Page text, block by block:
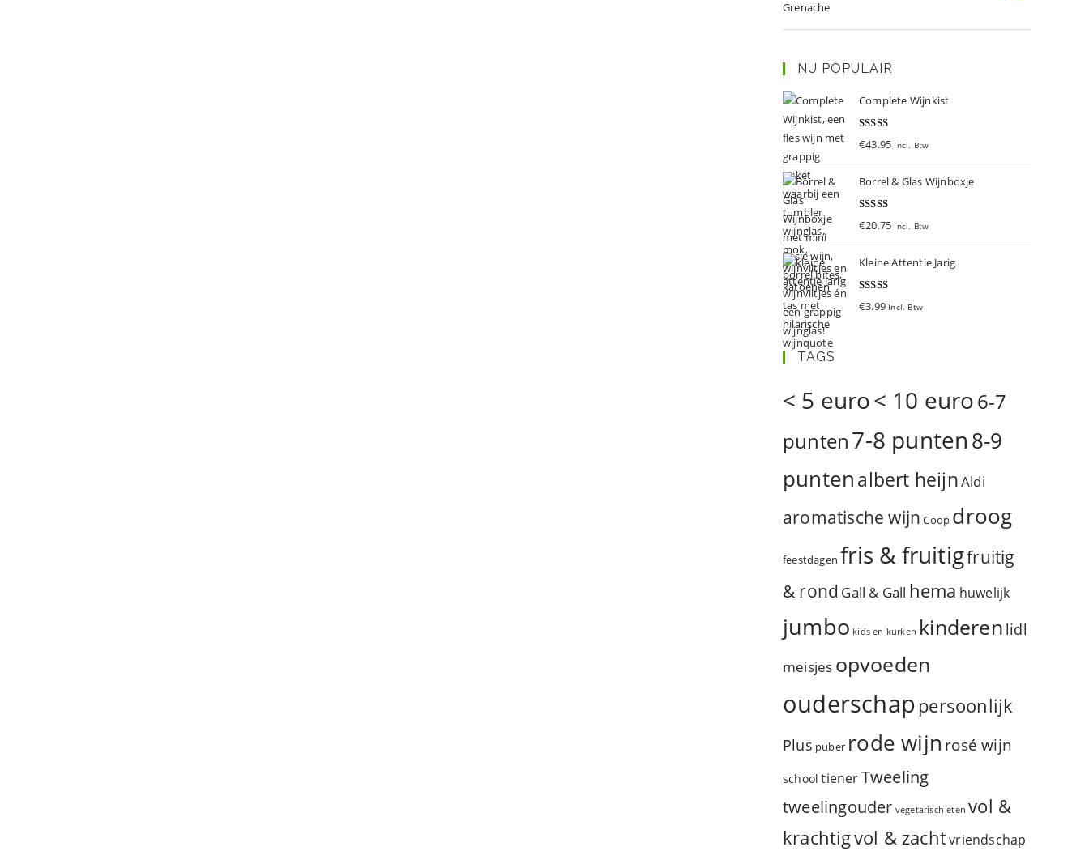
NU POPULAIR
Complete Wijnkist
Gewaardeer
€43.95 Incl. Btw
Borrel & Glas Wijnboxje
Gewaardeer
€20.75 Incl. Btw
Kleine Attentie Jarig
Gewaardeer
€3.99 Incl. Btw
TAGS
< 5 euro< 10 euro6-7
punten7-8 punten8-9
puntenalbert heijnAldi
aromatische wijn Coop droog
feestdagen fris & fruitigfruitig
& rond Gall & Gall hema huwelijk
jumbo kids en kurken kinderen lidl
meisjes opvoeden
ouderschappersoonlijk
Plus puber rode wijn rosé wijn
school tienerTweeling
tweelingouder vegetarisch eten vol &
krachtigvol & zachtvriendschap